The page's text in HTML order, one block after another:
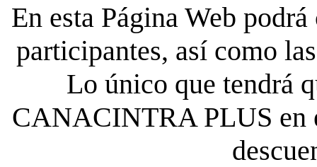
En esta Página Web
participantes, así como
Lo único que tendrá
CANACINTRA PLUS en